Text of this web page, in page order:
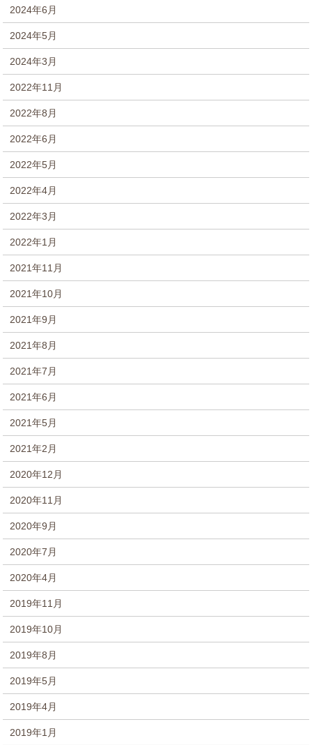
2024年6月
2024年5月
2024年3月
2022年11月
2022年8月
2022年6月
2022年5月
2022年4月
2022年3月
2022年1月
2021年11月
2021年10月
2021年9月
2021年8月
2021年7月
2021年6月
2021年5月
2021年2月
2020年12月
2020年11月
2020年9月
2020年7月
2020年4月
2019年11月
2019年10月
2019年8月
2019年5月
2019年4月
2019年1月